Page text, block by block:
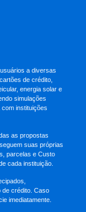
a diversas
de crédito,
energia solar e
simulações
instituições
as propostas
suas próprias
parcelas e Custo
cada instituição.
de crédito. Caso
imediatamente.